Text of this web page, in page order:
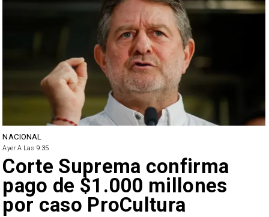
NACIONAL
Ayer A Las 9:35
Corte Suprema confirma
pago de $1.000 millones
por caso ProCultura